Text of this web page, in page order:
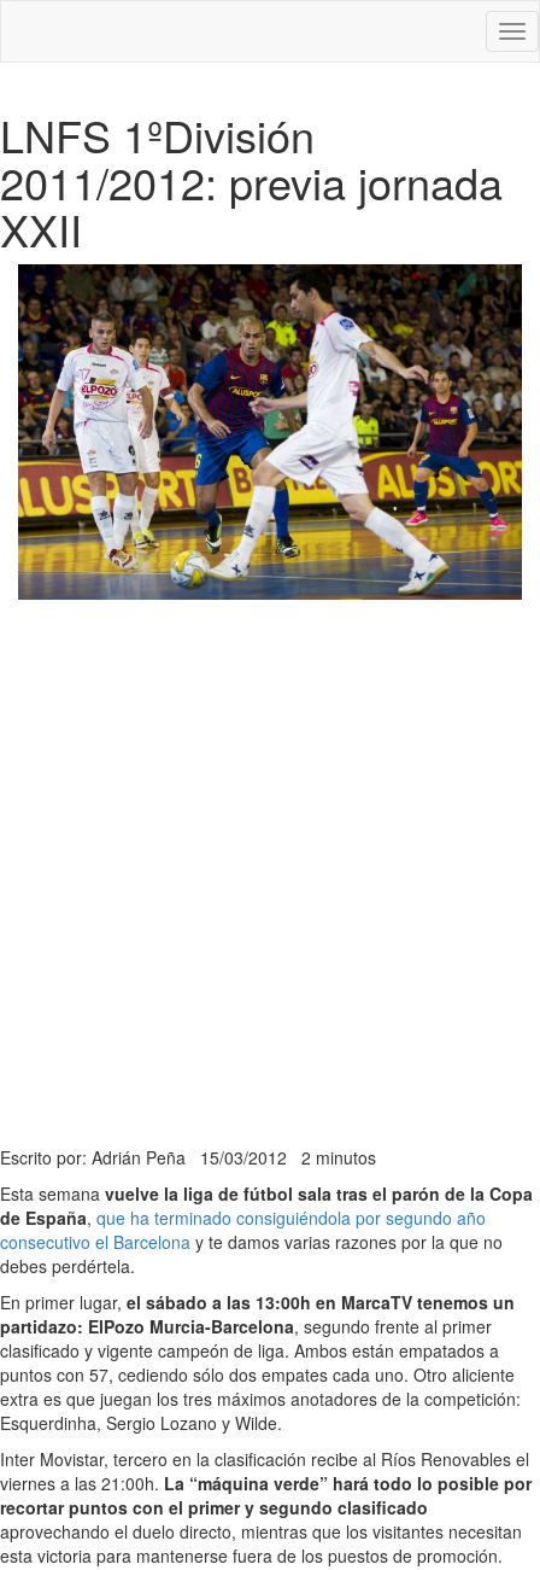
LNFS 1ºDivisión
2011/2012: previa jornada
XXII
Escrito por: Adrián Peña 15/03/2012 2 minutos
Esta semana vuelve la liga de fútbol sala tras el parón de la Copa
de España, que ha terminado consiguiéndola por segundo año
consecutivo el Barcelona y te damos varias razones por la que no
debes perdértela.
En primer lugar, el sábado a las 13:00h en MarcaTV tenemos un
partidazo: ElPozo Murcia-Barcelona, segundo frente al primer
clasificado y vigente campeón de liga. Ambos están empatados a
puntos con 57, cediendo sólo dos empates cada uno. Otro aliciente
extra es que juegan los tres máximos anotadores de la competición:
Esquerdinha, Sergio Lozano y Wilde.
Inter Movistar, tercero en la clasificación recibe al Ríos Renovables el
viernes a las 21:00h. La “máquina verde” hará todo lo posible por
recortar puntos con el primer y segundo clasificado
aprovechando el duelo directo, mientras que los visitantes necesitan
esta victoria para mantenerse fuera de los puestos de promoción.